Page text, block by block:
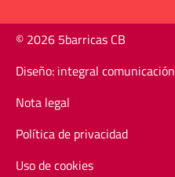
© 2026 5barricas CB
Diseño: integral comunicación
Nota legal
Política de privacidad
Uso de cookies